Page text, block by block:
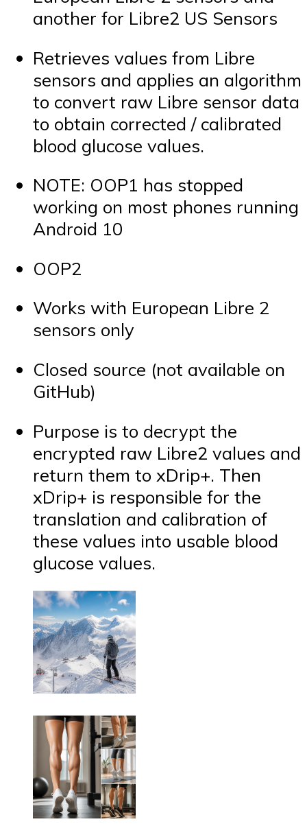
another for Libre2 US Sensors
Retrieves values from Libre
sensors and applies an algorithm
to convert raw Libre sensor data
to obtain corrected / calibrated
blood glucose values.
NOTE: OOP1 has stopped
working on most phones running
Android 10
OOP2
Works with European Libre 2
sensors only
Closed source (not available on
GitHub)
Purpose is to decrypt the
encrypted raw Libre2 values and
return them to xDrip+. Then
xDrip+ is responsible for the
translation and calibration of
these values into usable blood
glucose values.